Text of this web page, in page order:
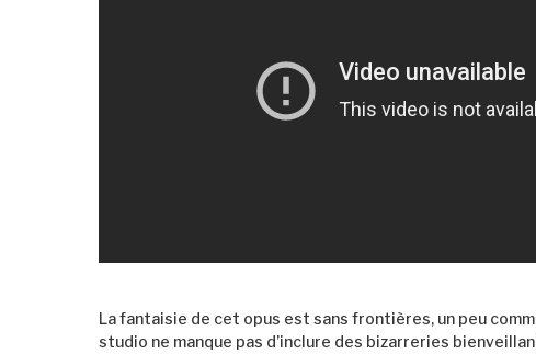
La fantaisie de cet opus est sans frontières, un peu
studio ne manque pas d’inclure des bizarreries